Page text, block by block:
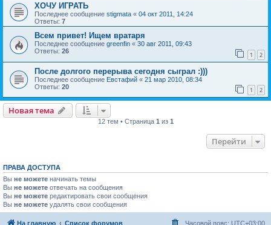
ХОЧУ ИГРАТЬ
Последнее сообщение stigmata « 04 окт 2011, 14:24
Ответы: 7
Всем привет! Ищем вратаря
Последнее сообщение greenfin « 30 авг 2011, 09:43
Ответы: 26 1 2
После долгого перерыва сегодня сыграл :)))
Последнее сообщение Евстафий « 21 мар 2010, 08:34
Ответы: 20 1 2
Новая тема
12 тем • Страница 1из 1
Перейти
ПРАВА ДОСТУПА
Вы не можете начинать темы
Вы не можете отвечать на сообщения
Вы не можете редактировать свои сообщения
Вы не можете удалять свои сообщения
На главную Список форумов Часовой пояс: UTC+03:00